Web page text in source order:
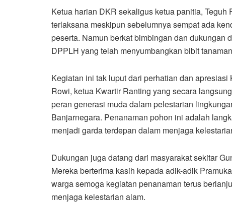
Ketua harian DKR sekaligus ketua panitia,
terlaksana meskipun sebelumnya sempat ada
peserta. Namun berkat bimbingan dan dukungan
DPPLH yang telah menyumbangkan bibit
Kegiatan ini tak luput dari perhatian dan
Rowi, ketua Kwartir Ranting yang secara
peran generasi muda dalam pelestarian
Banjarnegara. Penanaman pohon ini adalah
menjadi garda terdepan dalam menjaga
Dukungan juga datang dari masyarakat sekitar
Mereka berterima kasih kepada adik-adik
warga semoga kegiatan penanaman terus
menjaga kelestarian alam.